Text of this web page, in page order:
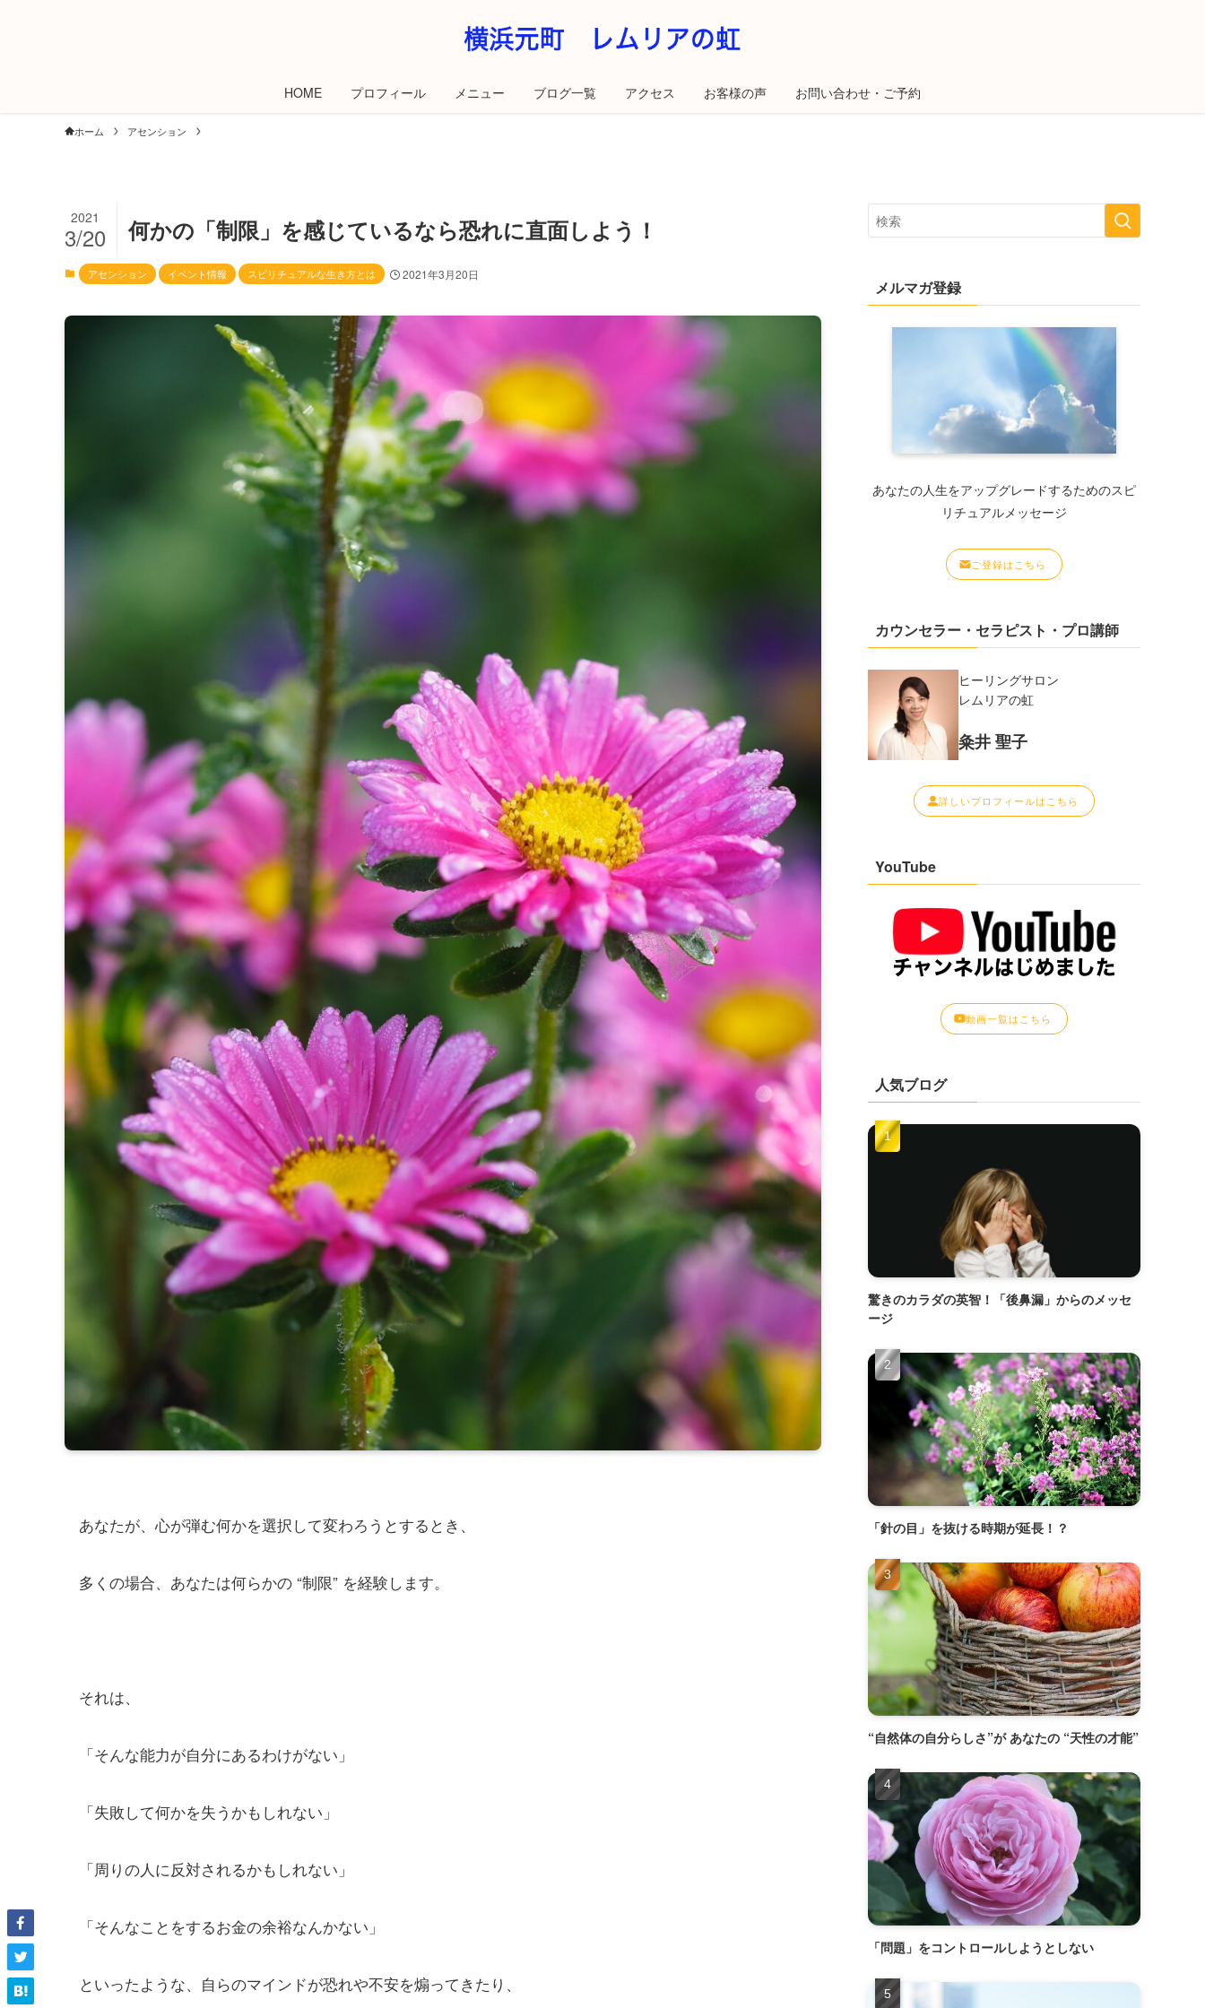
HOME プロフィール メニュー ブログ一覧 アクセス お客様の声 お問い合わせ・ご予約
ホーム アセンション
何かの「制限」を感じているなら恐れに直面しよう！
2021
3/20
アセンション イベント情報 スピリチュアルな生き方とは 2021年3月20日
あなたが、心が弾む何かを選択して変わろうとするとき、
多くの場合、あなたは何らかの “制限” を経験します。
それは、
「そんな能力が自分にあるわけがない」
「失敗して何かを失うかもしれない」
「周りの人に反対されるかもしれない」
「そんなことをするお金の余裕なんかない」
といったような、自らのマインドが恐れや不安を煽ってきたり、
メルマガ登録
あなたの人生をアップグレードするためのスピ
リチュアルメッセージ
ご登録はこちら
カウンセラー・セラピスト・プロ講師
ヒーリングサロン
レムリアの虹
粂井 聖子
詳しいプロフィールはこちら
YouTube
動画一覧はこちら
人気ブログ
驚きのカラダの英智！「後鼻漏」からのメッセ
ージ
「針の目」を抜ける時期が延長！？
“自然体の自分らしさ”が あなたの “天性の才能”
「問題」をコントロールしようとしない